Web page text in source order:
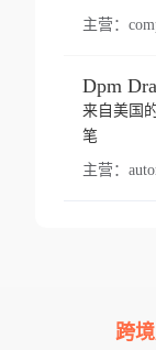
主营：
来自美国
笔
主营：
跨境